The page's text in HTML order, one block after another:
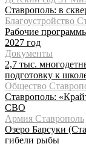
Ставрополь: в
Благоустройство
Рабочие
2027 год
Документы
2,7 тыс.
подготовку к
Общество
Ставрополь:
СВО
Армия Ставрополь
Озеро Барсуки
гибели рыбы